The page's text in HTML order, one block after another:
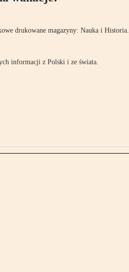
drukowane magazyny: Nauka i Historia.
informacji z Polski i ze świata.